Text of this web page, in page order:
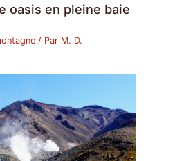
oasis en pleine baie
/ Par M. D.